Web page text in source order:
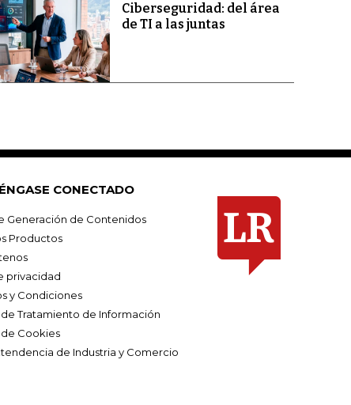
Ciberseguridad: del área
de TI a las juntas
CONECTADO
Generación de Contenidos
Productos
privacidad
y Condiciones
Tratamiento de Información
Cookies
de Industria y Comercio